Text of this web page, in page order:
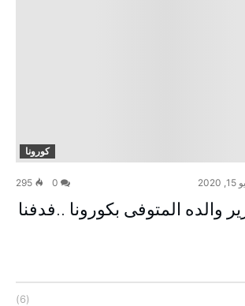
كورونا
295
والده المتوفى بكورونا ..فدفنا
(6)